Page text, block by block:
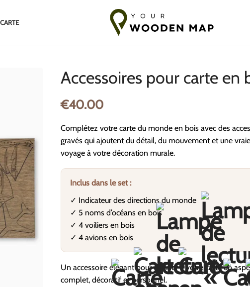
d'expédition vers les pays baltes
Accessoires pour carte en
€40.00
Complétez votre carte du monde en bois avec des
gravés qui ajoutent du détail, du mouvement et une
voyage à votre décoration murale.
Inclus dans le set :
✓ Indicateur des directions du monde
✓ 5 noms d’océans en bois
✓ 4 voiliers en bois
✓ 4 avions en bois
Un accessoire élégant pour donner à votre carte un
complet, décoratif et personnel.